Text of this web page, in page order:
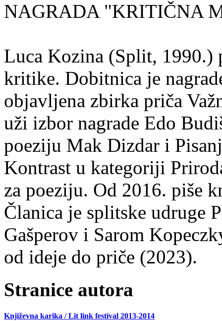
NAGRADA "KRITIČNA
Luca Kozina (Split, 1990.)
kritike. Dobitnica je
objavljena zbirka priča
uži izbor nagrade Edo
poeziju Mak Dizdar i
Kontrast u kategoriji
za poeziju. Od 2016. piše
Članica je splitske udruge
Gašperov i Sarom
od ideje do priče (2023).
Stranice autora
Književna karika / Lit link festival 2013-2014